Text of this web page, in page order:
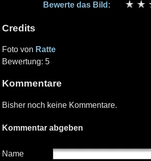
Bewerte das Bild:
Credits
Foto von Ratte
Bewertung: 5
Kommentare
Bisher noch keine Kommentare.
Kommentar abgeben
Name